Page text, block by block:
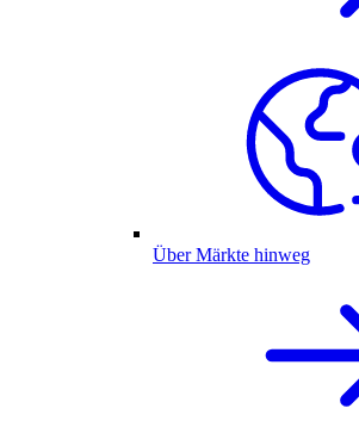
Über Märkte hinweg